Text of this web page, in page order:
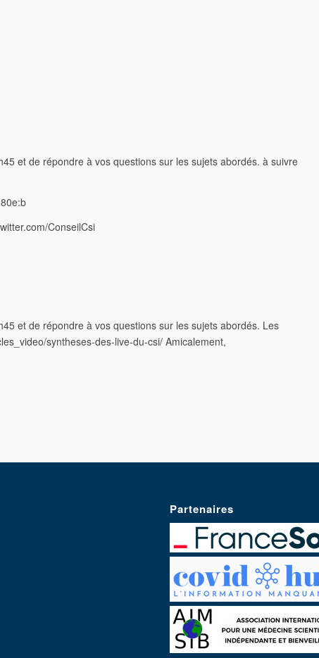
et de répondre à vos questions sur les sujets abordés. à suivre
ConseilCsi
et de répondre à vos questions sur les sujets abordés. Les
syntheses-des-live-du-csi/ Amicalement,
Partenaires